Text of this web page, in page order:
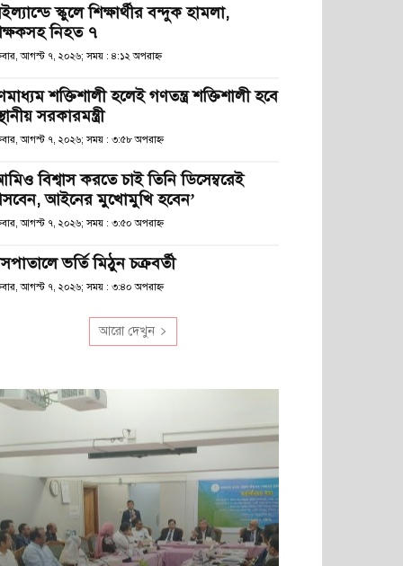
স্কুলে শিক্ষার্থীর বন্দুক হামলা,
নিহত ৭
আগস্ট ৭, ২০২৬; সময় : ৪:১২ অপরাহ্ণ
শক্তিশালী হলেই গণতন্ত্র শক্তিশালী হবে
সরকারমন্ত্রী
আগস্ট ৭, ২০২৬; সময় : ৩:৫৮ অপরাহ্ণ
বিশ্বাস করতে চাই তিনি ডিসেম্বরেই
আইনের মুখোমুখি হবেন’
আগস্ট ৭, ২০২৬; সময় : ৩:৫০ অপরাহ্ণ
ভর্তি মিঠুন চক্রবর্তী
আগস্ট ৭, ২০২৬; সময় : ৩:৪০ অপরাহ্ণ
আরো দেখুন